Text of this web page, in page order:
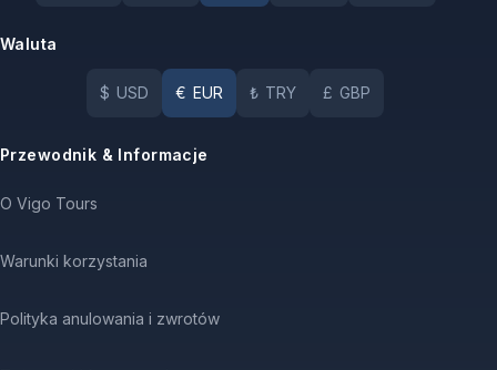
Waluta
$ USD € EUR ₺ TRY £ GBP
Przewodnik & Informacje
O Vigo Tours
Warunki korzystania
Polityka anulowania i zwrotów